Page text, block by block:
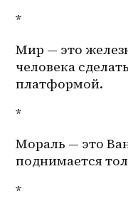
*
Мир — это
человека
платформой.
*
Мораль — это
поднимается
*